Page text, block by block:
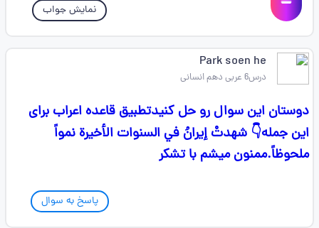
نمایش جواب
Park soen he
درس6 عربی دهم انسانی
دوستان این سوال رو حل کنیدتطبيق قاعده اعراب برای
این جمله👇 شهدتْ إيرانُ في السنوات الأخيرة نمواً
ملحوظاً.ممنون میشم با تشکر
پاسخ به سوال